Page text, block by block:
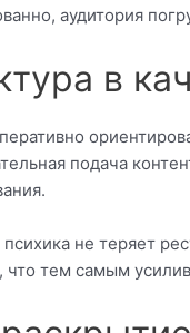
аудитория
в
подача
психика не теряет
тем самым